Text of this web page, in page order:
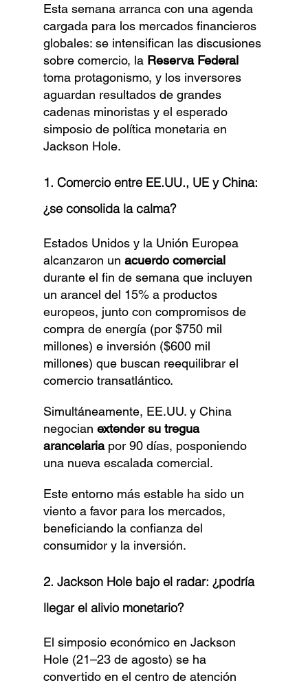
Esta semana arranca con una agenda
cargada para los mercados financieros
globales: se intensifican las discusiones
sobre comercio, la Reserva Federal
toma protagonismo, y los inversores
aguardan resultados de grandes
cadenas minoristas y el esperado
simposio de política monetaria en
Jackson Hole.
1. Comercio entre EE.UU., UE y China:
¿se consolida la calma?
Estados Unidos y la Unión Europea
alcanzaron un acuerdo comercial
durante el fin de semana que incluyen
un arancel del 15% a productos
europeos, junto con compromisos de
compra de energía (por $750 mil
millones) e inversión ($600 mil
millones) que buscan reequilibrar el
comercio transatlántico.
Simultáneamente, EE.UU. y China
negocian extender su tregua
arancelaria por 90 días, posponiendo
una nueva escalada comercial.
Este entorno más estable ha sido un
viento a favor para los mercados,
beneficiando la confianza del
consumidor y la inversión.
2. Jackson Hole bajo el radar: ¿podría
llegar el alivio monetario?
El simposio económico en Jackson
Hole (21–23 de agosto) se ha
convertido en el centro de atención